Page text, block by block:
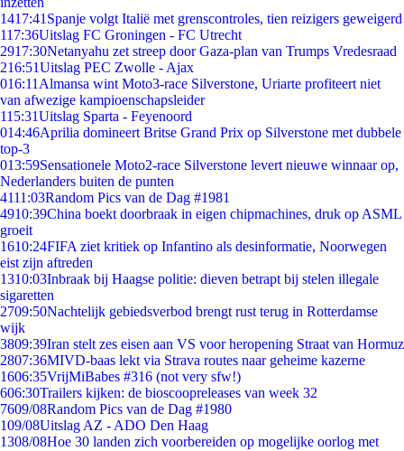
1417:41 Spanje volgt Italië met grenscontroles, tien reizigers geweigerd
117:36Uitslag FC Groningen - FC Utrecht
2917:30Netanyahu zet streep door Gaza-plan van Trumps Vredesraad
216:51Uitslag PEC Zwolle - Ajax
016:11 Almansa wint Moto3-race Silverstone, Uriarte profiteert niet
van afwezige kampioenschapsleider
115:31Uitslag Sparta - Feyenoord
014:46Aprilia domineert Britse Grand Prix op Silverstone met dubbele
top-3
013:59Sensationele Moto2-race Silverstone levert nieuwe winnaar op,
Nederlanders buiten de punten
4111:03Random Pics van de Dag #1981
4910:39China boekt doorbraak in eigen chipmachines, druk op ASML
groeit
1610:24FIFA ziet kritiek op Infantino als desinformatie, Noorwegen
eist zijn aftreden
1310:03Inbraak bij Haagse politie: dieven betrapt bij stelen illegale
sigaretten
2709:50Nachtelijk gebiedsverbod brengt rust terug in Rotterdamse
wijk
3809:39Iran stelt zes eisen aan VS voor heropening Straat van Hormuz
2807:36MIVD-baas lekt via Strava routes naar geheime kazerne
1606:35VrijMiBabes #316 (not very sfw!)
606:30Trailers kijken: de bioscoopreleases van week 32
7609/08Random Pics van de Dag #1980
109/08Uitslag AZ - ADO Den Haag
1308/08Hoe 30 landen zich voorbereiden op mogelijke oorlog met